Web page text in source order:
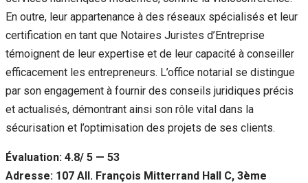
En outre, leur appartenance à des réseaux spécialisés et leur
certification en tant que Notaires Juristes d’Entreprise
témoignent de leur expertise et de leur capacité à conseiller
efficacement les entrepreneurs. L’office notarial se distingue
par son engagement à fournir des conseils juridiques précis
et actualisés, démontrant ainsi son rôle vital dans la
sécurisation et l’optimisation des projets de ses clients.
Évaluation: 4.8/ 5 — 53
Adresse: 107 All. François Mitterrand Hall C, 3ème